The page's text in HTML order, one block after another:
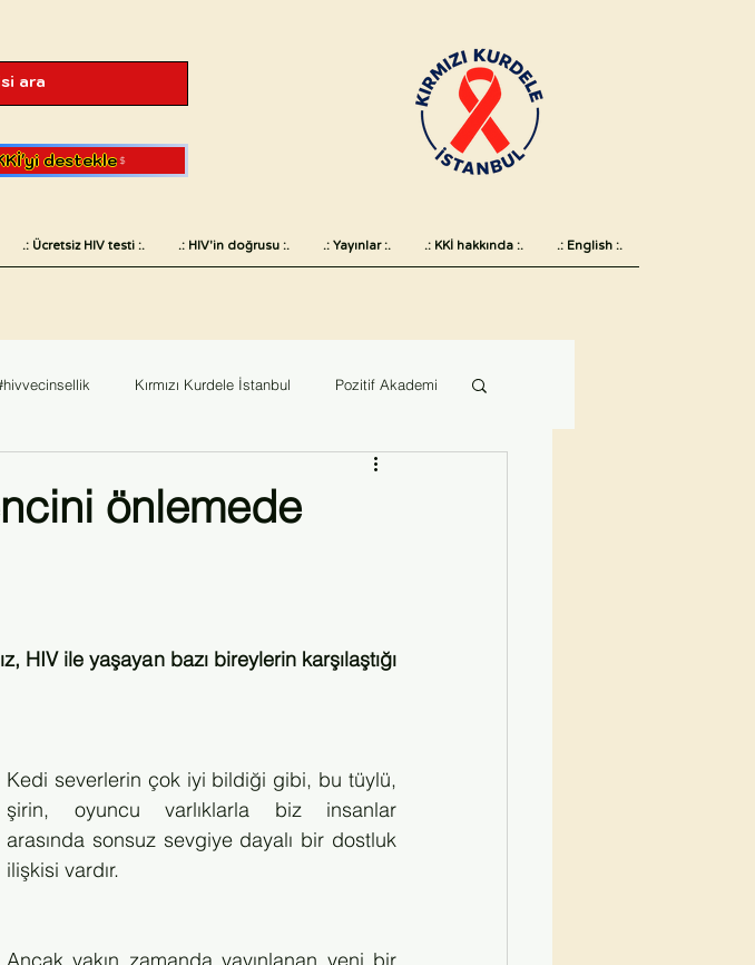
destekle
.: Ücretsiz HIV testi :. .: HIV'in doğrusu :. .: Yayınlar :. .: KKİ hakkında :. .: English :.
Kırmızı Kurdele İstanbul Pozitif Akademi
önlemede
HIV ile yaşayan bazı bireylerin karşılaştığı
Kedi severlerin çok iyi bildiği gibi, bu tüylü,
şirin, oyuncu varlıklarla biz insanlar
arasında sonsuz sevgiye dayalı bir dostluk
ilişkisi vardır.